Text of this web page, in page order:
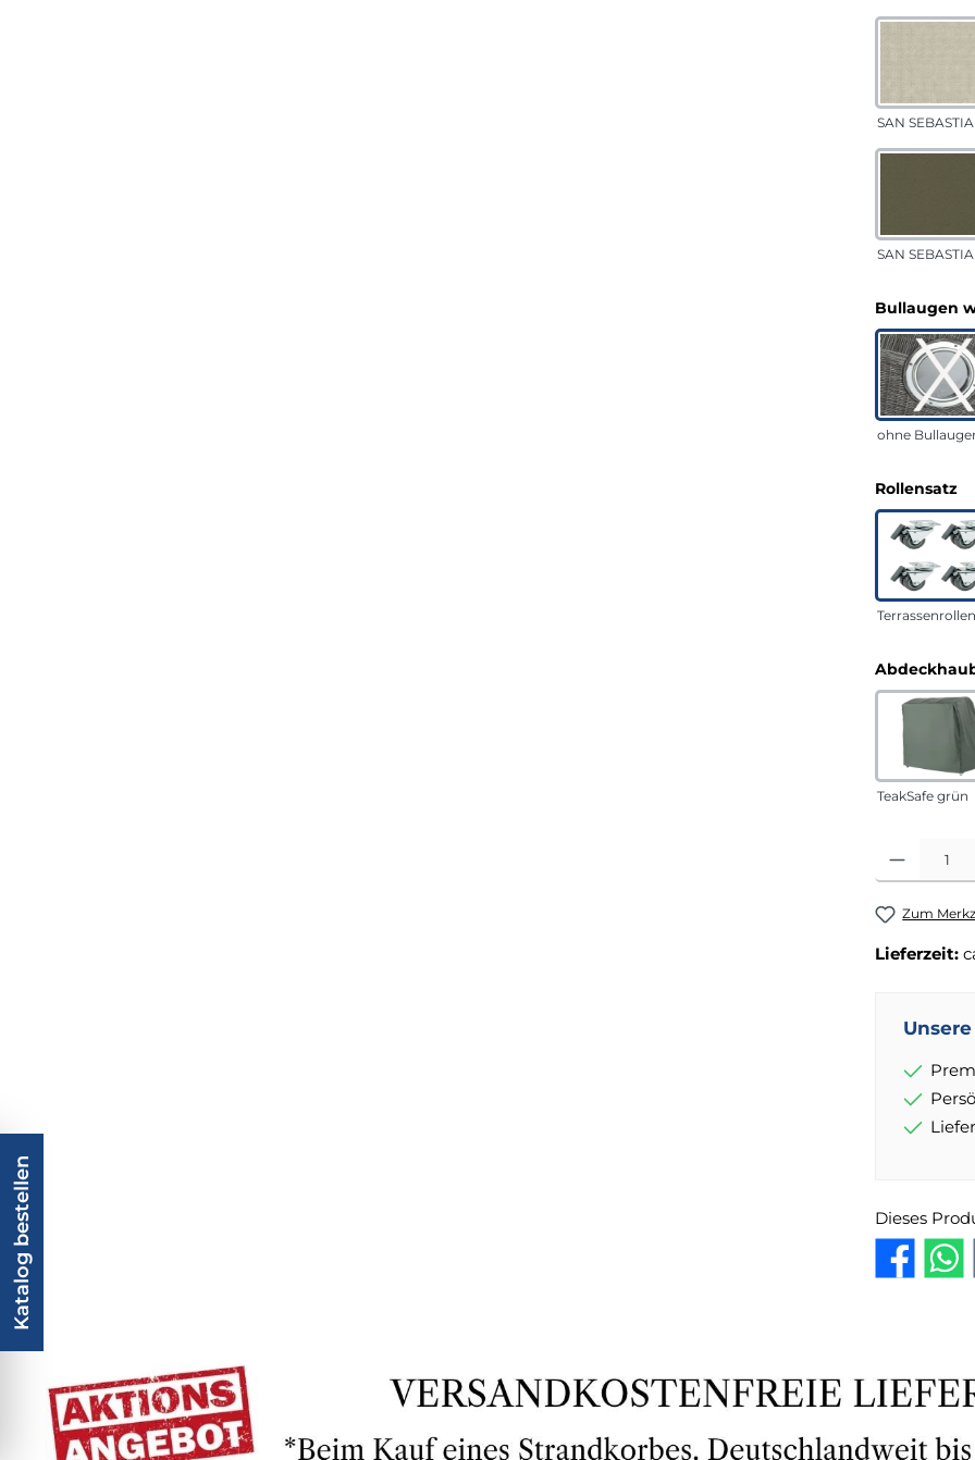
SAN
SAN
Bullaugen
ohne
Rollensatz
Terrassenrollen
TeakSafe grün
Produkt
Zum
Lieferzeit:
Dieses
Katalog bestellen